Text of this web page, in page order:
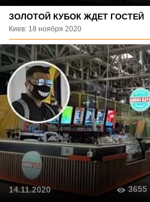
ЗОЛОТОЙ КУБОК ЖДЕТ ГОСТЕЙ
Киев: 18 ноября 2020
14.11.2020 3655